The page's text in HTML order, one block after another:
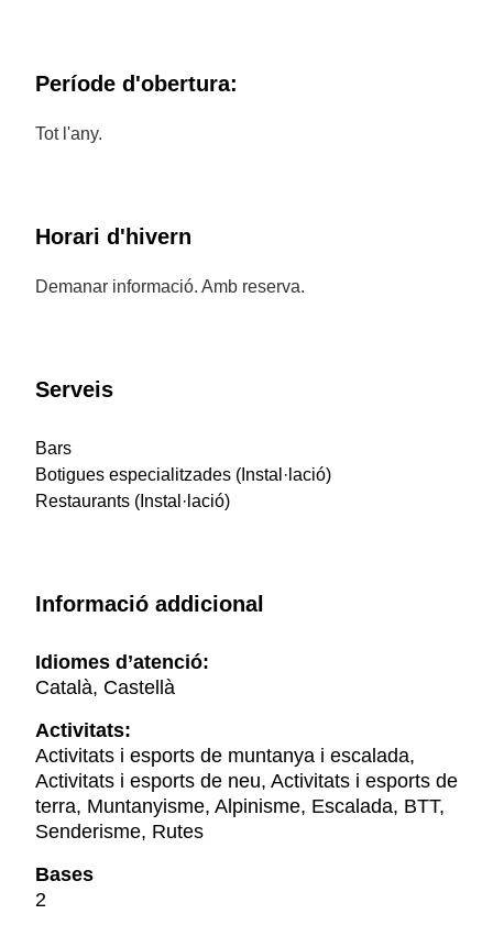
Període d'obertura:
Tot l'any.
Horari d'hivern
Demanar informació. Amb reserva.
Serveis
Bars
Botigues especialitzades (Instal·lació)
Restaurants (Instal·lació)
Informació addicional
Idiomes d’atenció:
Català, Castellà
Activitats:
Activitats i esports de muntanya i escalada,
Activitats i esports de neu, Activitats i esports de
terra, Muntanyisme, Alpinisme, Escalada, BTT,
Senderisme, Rutes
Bases
2